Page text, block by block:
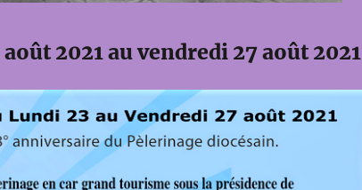
2021 au vendredi 27 août 2021